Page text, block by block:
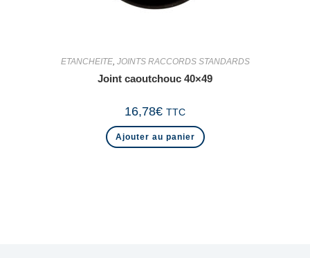
ETANCHEITE, JOINTS RACCORDS STANDARDS
Joint caoutchouc 40×49
16,78€ TTC
Ajouter au panier